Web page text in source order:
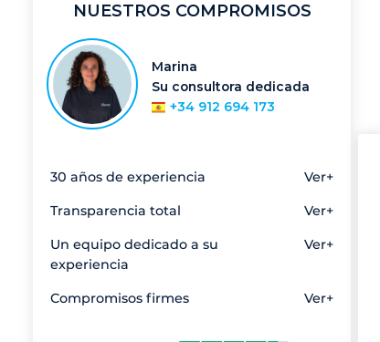
NUESTROS COMPROMISOS
Marina
Su consultora dedicada
+34 912 694 173
30 años de experiencia Ver+
Transparencia total Ver+
Un equipo dedicado a su
experiencia
Ver+
Compromisos firmes Ver+